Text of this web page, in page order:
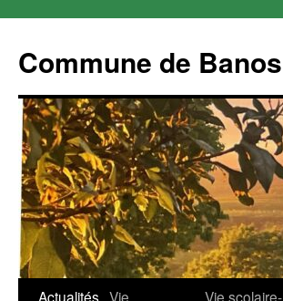
Commune de Banos
Aller
Actualités Vie
Vie scolaire-